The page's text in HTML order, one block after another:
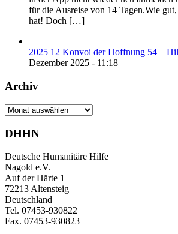
für die Ausreise von 14 Tagen.Wie
hat! Doch […]
2025 12 Konvoi der Hoffnung 54 –
Dezember 2025 - 11:18
Archiv
Archiv
DHHN
Deutsche Humanitäre Hilfe
Nagold e.V.
Auf der Härte 1
72213 Altensteig
Deutschland
Tel. 07453-930822
Fax. 07453-930823